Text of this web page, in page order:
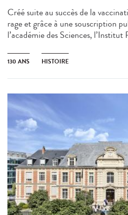
Créé suite au succès de la
rage et grâce à une souscription
l’académie des Sciences,
130 ANS HISTOIRE